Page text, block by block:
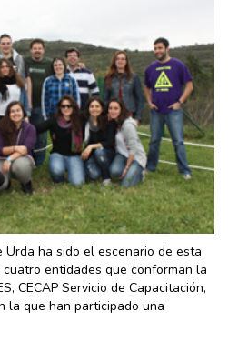
Urda ha sido el escenario de esta
entidades que conforman la
CECAP Servicio de Capacitación,
la que han participado una